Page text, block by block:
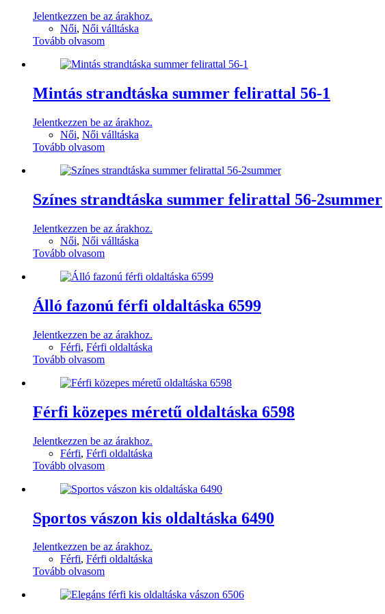
Jelentkezzen be az árakhoz.
Női, Női válltáska
Tovább olvasom
Mintás strandtáska summer felirattal 56-1
Jelentkezzen be az árakhoz.
Női, Női válltáska
Tovább olvasom
Színes strandtáska summer felirattal 56-2summer
Jelentkezzen be az árakhoz.
Női, Női válltáska
Tovább olvasom
Álló fazonú férfi oldaltáska 6599
Jelentkezzen be az árakhoz.
Férfi, Férfi oldaltáska
Tovább olvasom
Férfi közepes méretű oldaltáska 6598
Jelentkezzen be az árakhoz.
Férfi, Férfi oldaltáska
Tovább olvasom
Sportos vászon kis oldaltáska 6490
Jelentkezzen be az árakhoz.
Férfi, Férfi oldaltáska
Tovább olvasom